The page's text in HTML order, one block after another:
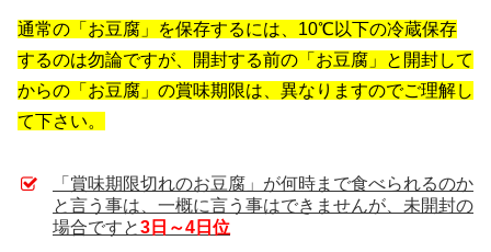
通常の「お豆腐」を保存するには、10℃以下の冷蔵保存
するのは勿論ですが、開封する前の「お豆腐」と開封して
からの「お豆腐」の賞味期限は、異なりますのでご理解し
て下さい。
「賞味期限切れのお豆腐」が何時まで食べられるのか
と言う事は、一概に言う事はできませんが、未開封の
場合ですと3日～4日位